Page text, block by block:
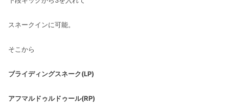
スネークインに可能。
そこから
ブライディングスネーク(LP)
アフマルドゥルドゥール(RP)